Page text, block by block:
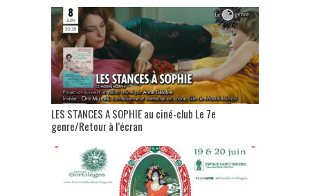
LES STANCES A SOPHIE au ciné-club Le 7e
genre/Retour à l’écran